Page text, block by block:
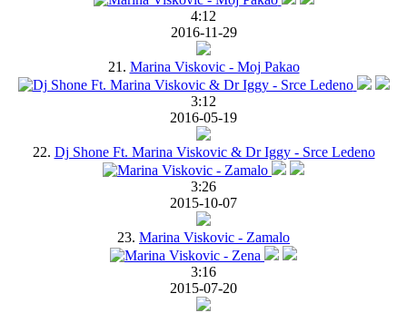
4:12
2016-11-29
21. Marina Viskovic - Moj Pakao
3:12
2016-05-19
22. Dj Shone Ft. Marina Viskovic & Dr Iggy - Srce Ledeno
3:26
2015-10-07
23. Marina Viskovic - Zamalo
3:16
2015-07-20